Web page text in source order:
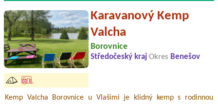
Karavanový Kemp
Valcha
Borovnice
Středočeský kraj Okres Benešov
Kemp Valcha Borovnice u Vlašimi je klidný kemp s rodinnou